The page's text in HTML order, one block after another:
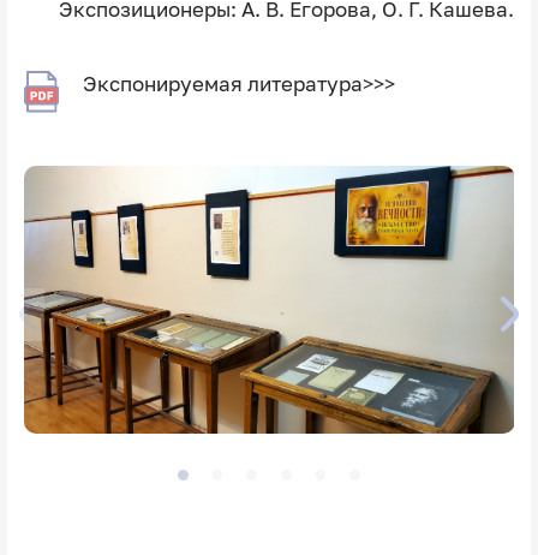
Экспозиционеры: А. В. Егорова, О. Г. Кашева.
Экспонируемая литература>>>